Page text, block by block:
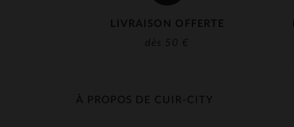
LIVRAISON OFFERTE
dès 50 €
À PROPOS DE CUIR-CITY